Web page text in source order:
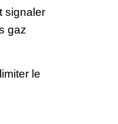
signaler
gaz
le